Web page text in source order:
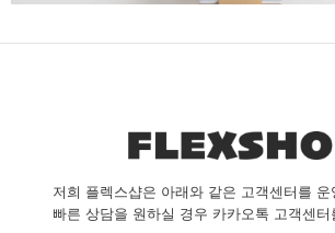
저희 플렉스샵은 아래와 같은 고객센터를 운
빠른 상담을 원하실 경우 카카오톡 고객센터